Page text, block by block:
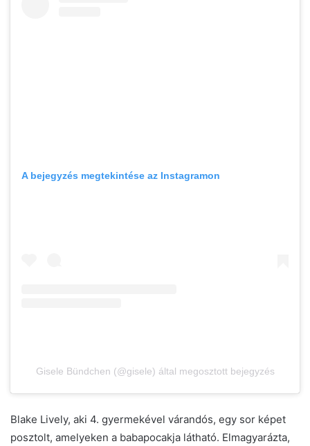
A bejegyzés megtekintése az Instagramon
Gisele Bündchen (@gisele) által megosztott bejegyzés
Blake Lively, aki 4. gyermekével várandós, egy sor képet
posztolt, amelyeken a babapocakja látható. Elmagyarázta,